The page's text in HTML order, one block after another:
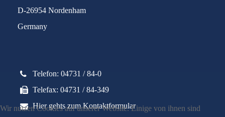
D-26954 Nordenham
Germany
Telefon: 04731 / 84-0
Telefax: 04731 / 84-349
Hier gehts zum Kontaktformular
Wir nutzen Cookies auf unserer Website. Einige von ihnen sind